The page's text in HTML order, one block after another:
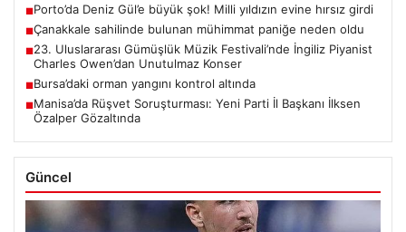
■Porto’da Deniz Gül’e büyük şok! Milli yıldızın evine hırsız girdi
■Çanakkale sahilinde bulunan mühimmat paniğe neden oldu
■23. Uluslararası Gümüşlük Müzik Festivali’nde İngiliz Piyanist
Charles Owen’dan Unutulmaz Konser
■Bursa’daki orman yangını kontrol altında
■Manisa’da Rüşvet Soruşturması: Yeni Parti İl Başkanı İlksen
Özalper Gözaltında
Güncel